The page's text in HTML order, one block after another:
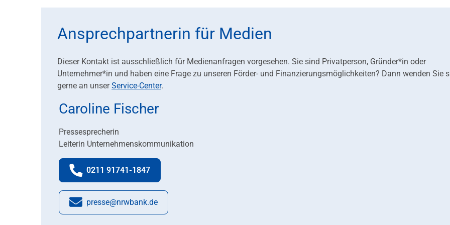
Ansprechpartnerin für Medien
Dieser Kontakt ist ausschließlich für Medienanfragen vorgesehen. Sie sind Privatperson, Gründer*in oder
Unternehmer*in und haben eine Frage zu unseren Förder- und Finanzierungsmöglichkeiten? Dann wenden Sie
gerne an unserService-Center.
Caroline Fischer
Pressesprecherin
Leiterin Unternehmenskommunikation
Telefonnummer:
0211 91741-1847
E-Mail:
presse@nrwbank.de